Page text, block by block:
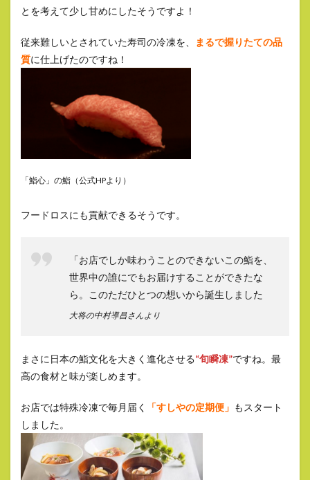
とを考えて少し甘めにしたそうですよ！
従来難しいとされていた寿司の冷凍を、
まるで握りたての品
質に仕上げたのですね！
「鮨心」の鮨（公式HPより）
フードロスにも貢献できるそうです。
「お店でしか味わうことのできないこの鮨を、
世界中の誰にでもお届けすることができたな
ら。このただひとつの想いから誕生しました
大将の中村導昌さんより
まさに日本の鮨文化を大きく進化させる“旬瞬凍”ですね。最
高の食材と味が楽しめます。
お店では特殊冷凍で毎月届く 「すしやの定期便」 もスタート
しました。